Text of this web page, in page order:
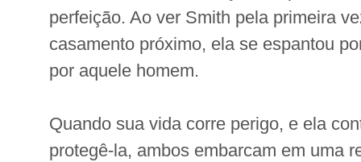
perfeição. Ao ver Smith pela primeira
casamento próximo, ela se espantou
por aquele homem.
Quando sua vida corre perigo, e ela
protegê-la, ambos embarcam em uma